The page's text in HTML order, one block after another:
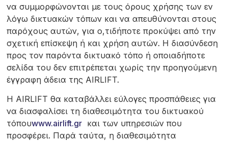
να συμμορφώνονται με τους όρους χρήσης των εν
λόγω δικτυακών τόπων και να απευθύνονται στους
παρόχους αυτών, για ο,τιδήποτε προκύψει από την
σχετική επίσκεψη ή και χρήση αυτών. Η διασύνδεση
προς τον παρόντα δικτυακό τόπο ή οποιαδήποτε
σελίδα του δεν επιτρέπεται χωρίς την προηγούμενη
έγγραφη άδεια της AIRLIFT.
Η AIRLIFT θα καταβάλλει εύλογες προσπάθειες για
να διασφαλίσει τη διαθεσιμότητα του δικτυακού
τόπουwww.airlift.grκαι των υπηρεσιών που
προσφέρει. Παρά ταύτα, η διαθεσιμότητα